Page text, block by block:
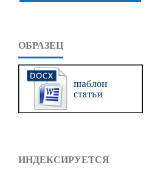
ОБРАЗЕЦ
ИНДЕКСИРУЕТСЯ